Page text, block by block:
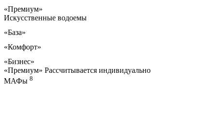
«Премиум»
Искусственные водоемы
«База»
«Комфорт»
«Бизнес»
«Премиум» Рассчитывается индивидуально
МАФы 8